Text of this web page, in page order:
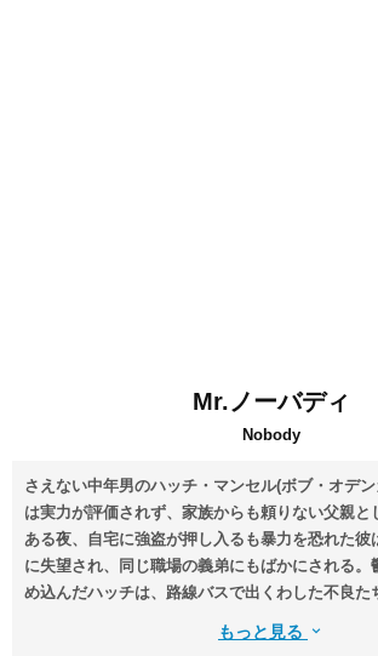
Mr.ノーバディ
Nobody
さえない中年男のハッチ・マンセル(ボブ・オデ
は実力が評価されず、家族からも頼りない父親と
ある夜、自宅に強盗が押し入るも暴力を恐れた彼
に失望され、同じ職場の義弟にもばかにされる。
め込んだハッチは、路線バスで出くわした不良た
アンマフィアから命を狙われてしまう。
もっと見る